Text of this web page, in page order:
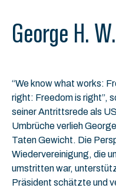
George H.
“We know what works:
right: Freedom is right”,
seiner Antrittsrede als
Umbrüche verlieh
Taten Gewicht. Die
Wiedervereinigung, die
umstritten war,
Präsident schätzte und